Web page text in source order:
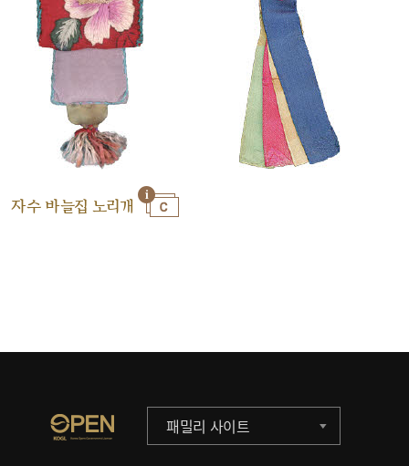
자수 바늘집 노리개
패밀리 사이트